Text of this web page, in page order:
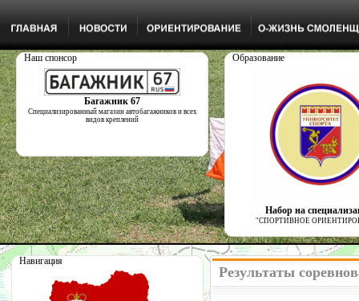
Наш спонсор
Багажник 67
Специализированный магазин автобагажников и всех
видов креплений
Образование
Набор на
"СПОРТИВНОЕ
Навигация
Результаты